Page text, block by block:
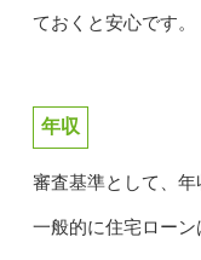
ておくと安心です。
年収
審査基準として、年
一般的に住宅ロー